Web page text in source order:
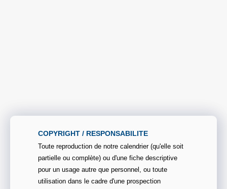
COPYRIGHT / RESPONSABILITE
Toute reproduction de notre calendrier (qu'elle soit
partielle ou complète) ou d'une fiche descriptive
pour un usage autre que personnel, ou toute
utilisation dans le cadre d'une prospection